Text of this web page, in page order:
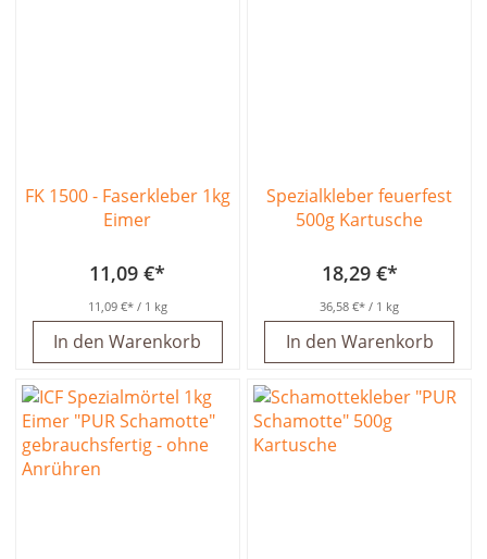
FK 1500 - Faserkleber 1kg
Eimer
11,09 €
11,09 € / 1 kg
In den Warenkorb
Spezialkleber feuerfest
500g Kartusche
18,29 €
36,58 € / 1 kg
In den Warenkorb